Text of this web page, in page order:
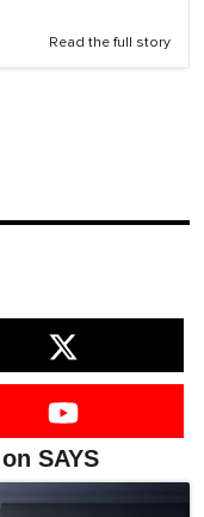
Read the full story
SAYS